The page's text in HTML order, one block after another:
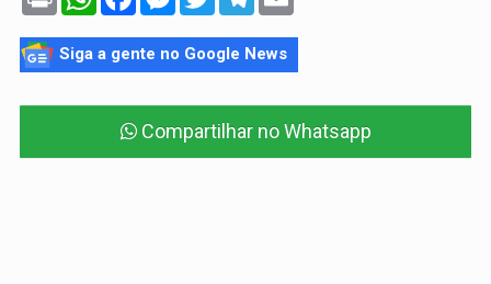
Siga a gente no Google News
Compartilhar no Whatsapp